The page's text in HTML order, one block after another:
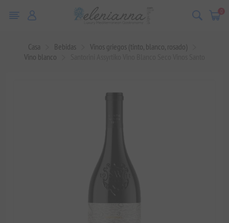
0
Casa Bebidas
Vinos griegos (tinto, blanco, rosado)
Vino blanco